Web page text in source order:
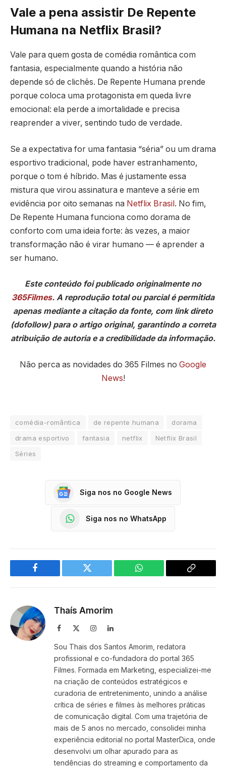
Vale a pena assistir De Repente
Humana na Netflix Brasil?
Vale para quem gosta de comédia romântica com
fantasia, especialmente quando a história não
depende só de clichês. De Repente Humana prende
porque coloca uma protagonista em queda livre
emocional: ela perde a imortalidade e precisa
reaprender a viver, sentindo tudo de verdade.
Se a expectativa for uma fantasia “séria” ou um drama
esportivo tradicional, pode haver estranhamento,
porque o tom é híbrido. Mas é justamente essa
mistura que virou assinatura e manteve a série em
evidência por oito semanas na Netflix Brasil. No fim,
De Repente Humana funciona como dorama de
conforto com uma ideia forte: às vezes, a maior
transformação não é virar humano — é aprender a
ser humano.
Este conteúdo foi publicado originalmente no
365Filmes. A reprodução total ou parcial é permitida
apenas mediante a citação da fonte, com link direto
(dofollow) para o artigo original, garantindo a correta
atribuição de autoria e a credibilidade da informação.
Não perca as novidades do 365 Filmes no Google
News!
comédia-romântica de repente humana
dorama
drama esportivo
fantasia netflix
Netflix Brasil
Séries
Siga nos no Google News
Siga nos no WhatsApp
Facebook Twitter WhatsApp
Copy
Thaís Amorim
Facebook InstagramLinkedIn
Sou Thais dos Santos Amorim, redatora
profissional e co-fundadora do portal 365
Filmes. Formada em Marketing, especializei-me
na criação de conteúdos estratégicos e
curadoria de entretenimento, unindo a análise
crítica de séries e filmes às melhores práticas
de comunicação digital. Com uma trajetória de
mais de 5 anos no mercado, consolidei minha
experiência editorial no portal MasterDica, onde
desenvolvi um olhar apurado para as
tendências do streaming e comportamento da